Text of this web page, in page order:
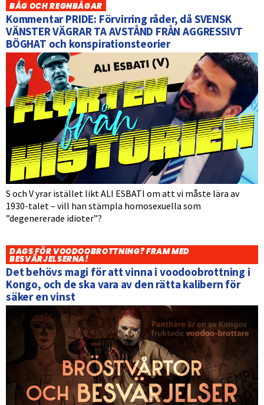
BÅG OCH REGNBÅGAR
Kommentar PRIDE: Förvirring råder, då SVENSK
VÄNSTER VÄGRAR TA AVSTÅND FRÅN AGGRESSIVT
BÖGHAT och konspirationsteorier
S och V yrar istället likt ALI ESBATI om att vi måste lära av
1930-talet – vill han stämpla homosexuella som
”degenererade idioter”?
DAGS FÖR VOODOOBROTTNING? FRAM MED
BESVÄRJELSERNA!
Det behövs magi för att vinna i voodoobrottning i
Kongo, och de ska vara av den rätta kalibern för
säker en vinst